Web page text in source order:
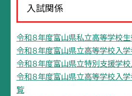
入試関係
令和８年度富山県私立高等学校
令和８年度富山県立高等学校入
令和８年度富山県立特別支援学
令和８年度富山県立高等学校入
覧